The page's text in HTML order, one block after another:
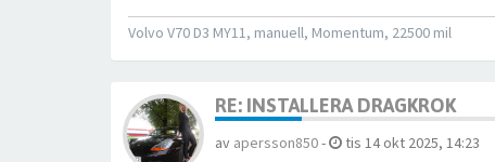
Volvo V70 D3 MY11, manuell, Momentum, 22500 mil
RE: INSTALLERA DRAGKROK
av apersson850- tis 14 okt 2025, 14:23